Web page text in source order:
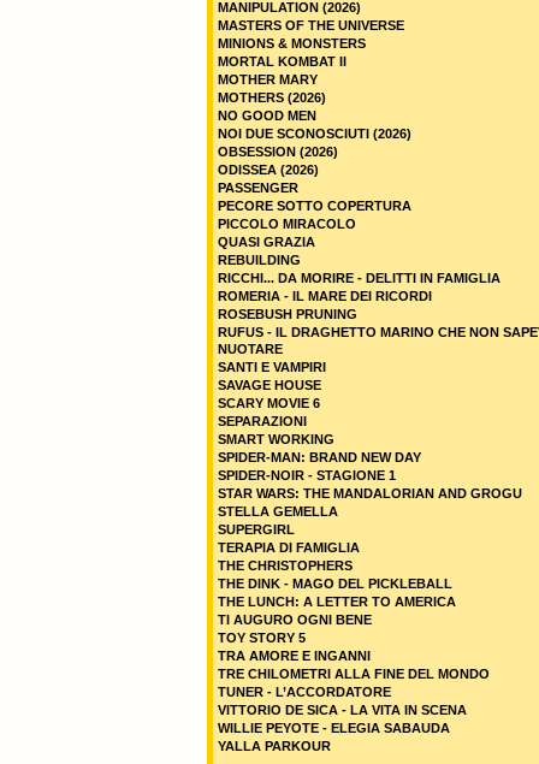
MANIPULATION (2026)
MASTERS OF THE UNIVERSE
MINIONS & MONSTERS
MORTAL KOMBAT II
MOTHER MARY
MOTHERS (2026)
NO GOOD MEN
NOI DUE SCONOSCIUTI (2026)
OBSESSION (2026)
ODISSEA (2026)
PASSENGER
PECORE SOTTO COPERTURA
PICCOLO MIRACOLO
QUASI GRAZIA
REBUILDING
RICCHI... DA MORIRE - DELITTI IN FAMIGLIA
ROMERIA - IL MARE DEI RICORDI
ROSEBUSH PRUNING
RUFUS - IL DRAGHETTO MARINO CHE NON
NUOTARE
SANTI E VAMPIRI
SAVAGE HOUSE
SCARY MOVIE 6
SEPARAZIONI
SMART WORKING
SPIDER-MAN: BRAND NEW DAY
SPIDER-NOIR - STAGIONE 1
STAR WARS: THE MANDALORIAN AND GROGU
STELLA GEMELLA
SUPERGIRL
TERAPIA DI FAMIGLIA
THE CHRISTOPHERS
THE DINK - MAGO DEL PICKLEBALL
THE LUNCH: A LETTER TO AMERICA
TI AUGURO OGNI BENE
TOY STORY 5
TRA AMORE E INGANNI
TRE CHILOMETRI ALLA FINE DEL MONDO
TUNER - L’ACCORDATORE
VITTORIO DE SICA - LA VITA IN SCENA
WILLIE PEYOTE - ELEGIA SABAUDA
YALLA PARKOUR